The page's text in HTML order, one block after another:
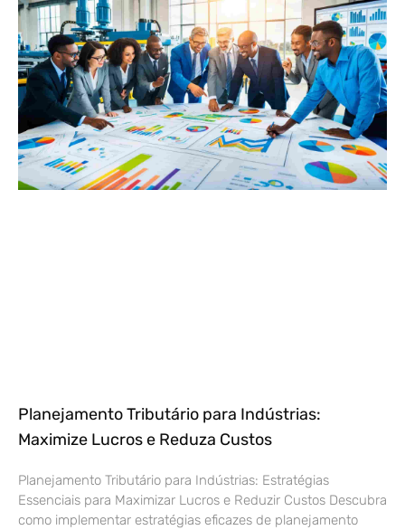
Planejamento Tributário para Indústrias:
Maximize Lucros e Reduza Custos
Planejamento Tributário para Indústrias: Estratégias
Essenciais para Maximizar Lucros e Reduzir Custos Descubra
como implementar estratégias eficazes de planejamento